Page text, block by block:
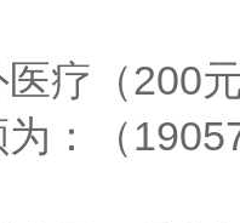
疗（200
：（